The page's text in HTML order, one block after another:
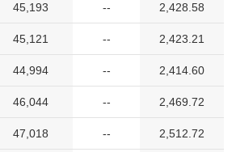
45,193 -- 2,428.58
45,121 -- 2,423.21
44,994 -- 2,414.60
46,044 -- 2,469.72
47,018 -- 2,512.72